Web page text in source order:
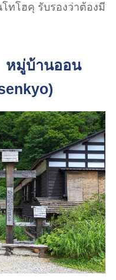
โทโฮคุ รับรองว่าต้องมี
หมู่บ้านออน